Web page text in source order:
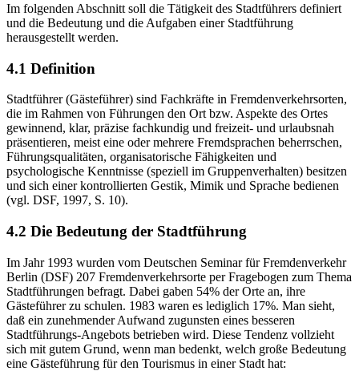
Im folgenden Abschnitt soll die Tätigkeit des Stadtführers definiert
und die Bedeutung und die Aufgaben einer Stadtführung
herausgestellt werden.
4.1 Definition
Stadtführer (Gästeführer) sind Fachkräfte in Fremdenverkehrsorten,
die im Rahmen von Führungen den Ort bzw. Aspekte des Ortes
gewinnend, klar, präzise fachkundig und freizeit- und urlaubsnah
präsentieren, meist eine oder mehrere Fremdsprachen beherrschen,
Führungsqualitäten, organisatorische Fähigkeiten und
psychologische Kenntnisse (speziell im Gruppenverhalten) besitzen
und sich einer kontrollierten Gestik, Mimik und Sprache bedienen
(vgl. DSF, 1997, S. 10).
4.2 Die Bedeutung der Stadtführung
Im Jahr 1993 wurden vom Deutschen Seminar für Fremdenverkehr
Berlin (DSF) 207 Fremdenverkehrsorte per Fragebogen zum Thema
Stadtführungen befragt. Dabei gaben 54% der Orte an, ihre
Gästeführer zu schulen. 1983 waren es lediglich 17%. Man sieht,
daß ein zunehmender Aufwand zugunsten eines besseren
Stadtführungs-Angebots betrieben wird. Diese Tendenz vollzieht
sich mit gutem Grund, wenn man bedenkt, welch große Bedeutung
eine Gästeführung für den Tourismus in einer Stadt hat: